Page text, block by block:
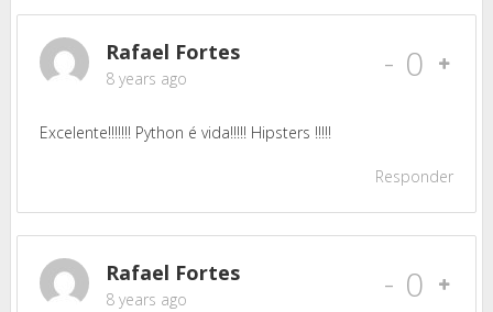
Rafael Fortes
8 years ago - 0
Excelente!!!!!!! Python é vida!!!!! Hipsters !!!!!
Responder
Rafael Fortes
8 years ago - 0